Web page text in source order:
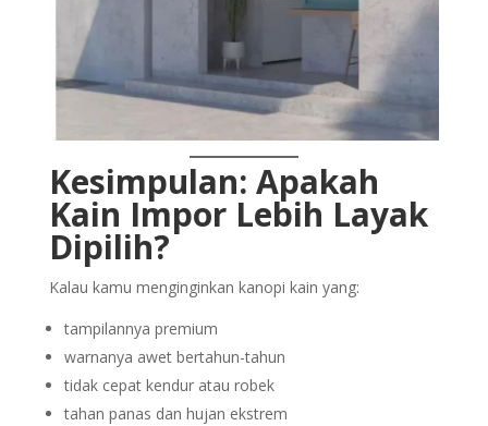
Kesimpulan: Apakah
Kain Impor Lebih Layak
Dipilih?
Kalau kamu menginginkan kanopi kain yang:
tampilannya premium
warnanya awet bertahun-tahun
tidak cepat kendur atau robek
tahan panas dan hujan ekstrem